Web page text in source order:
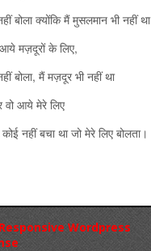
बोला क्योंकि मैं मुसलमान भी नहीं था
मज़दूरों के लिए,
बोला, मैं मज़दूर भी नहीं था
वो आये मेरे लिए
नहीं बचा था जो मेरे लिए बोलता।
Wordpress